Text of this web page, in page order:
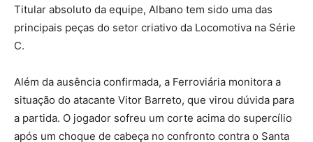
Titular absoluto da equipe, Albano tem sido uma das
principais peças do setor criativo da Locomotiva na Série
C.
Além da ausência confirmada, a Ferroviária monitora a
situação do atacante Vitor Barreto, que virou dúvida para
a partida. O jogador sofreu um corte acima do supercílio
após um choque de cabeça no confronto contra o Santa